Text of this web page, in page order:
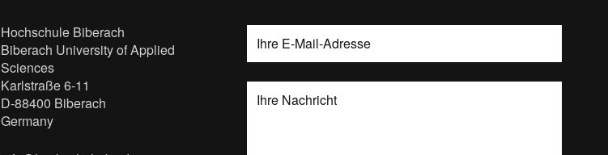
Hochschule Biberach
Biberach University of Applied
Sciences
Karlstraße 6-11
D-88400 Biberach
Germany